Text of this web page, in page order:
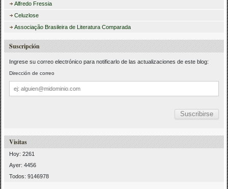
Alfredo Fressia
Celuzlose
Associação Brasileira de Literatura Comparada
Suscripción
Ingrese su correo electrónico para notificarlo de las actualizaciones de este blog:
Dirección de correo
Dirección
de
correo
Visitas
Hoy: 2261
Ayer: 4456
Todos: 9146978